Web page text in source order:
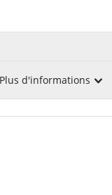
Plus d'informations